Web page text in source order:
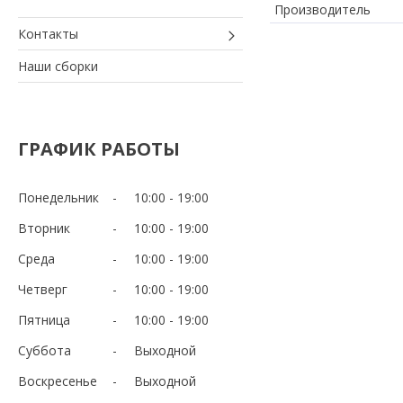
Контакты
Наши сборки
ГРАФИК РАБОТЫ
Понедельник 10:00
19:00
Вторник
10:00
19:00
Среда
10:00
19:00
Четверг
10:00
19:00
Пятница
10:00
19:00
Суббота
Выходной
Воскресенье
Выходной
Производитель